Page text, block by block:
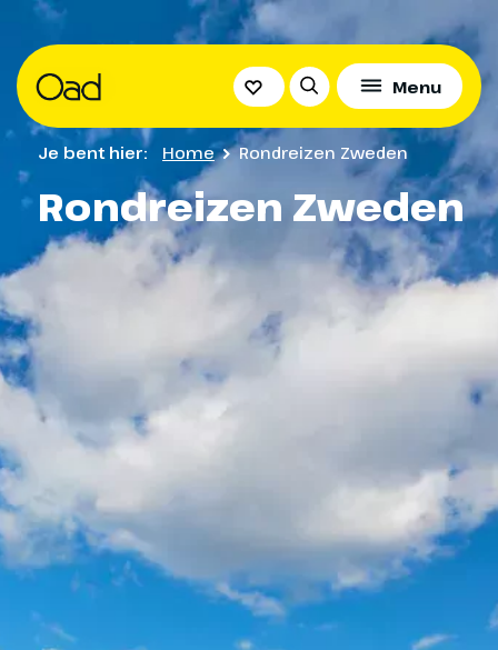
Menu
Rondreizen Zweden
Je bent hier: Home Rondreizen Zweden